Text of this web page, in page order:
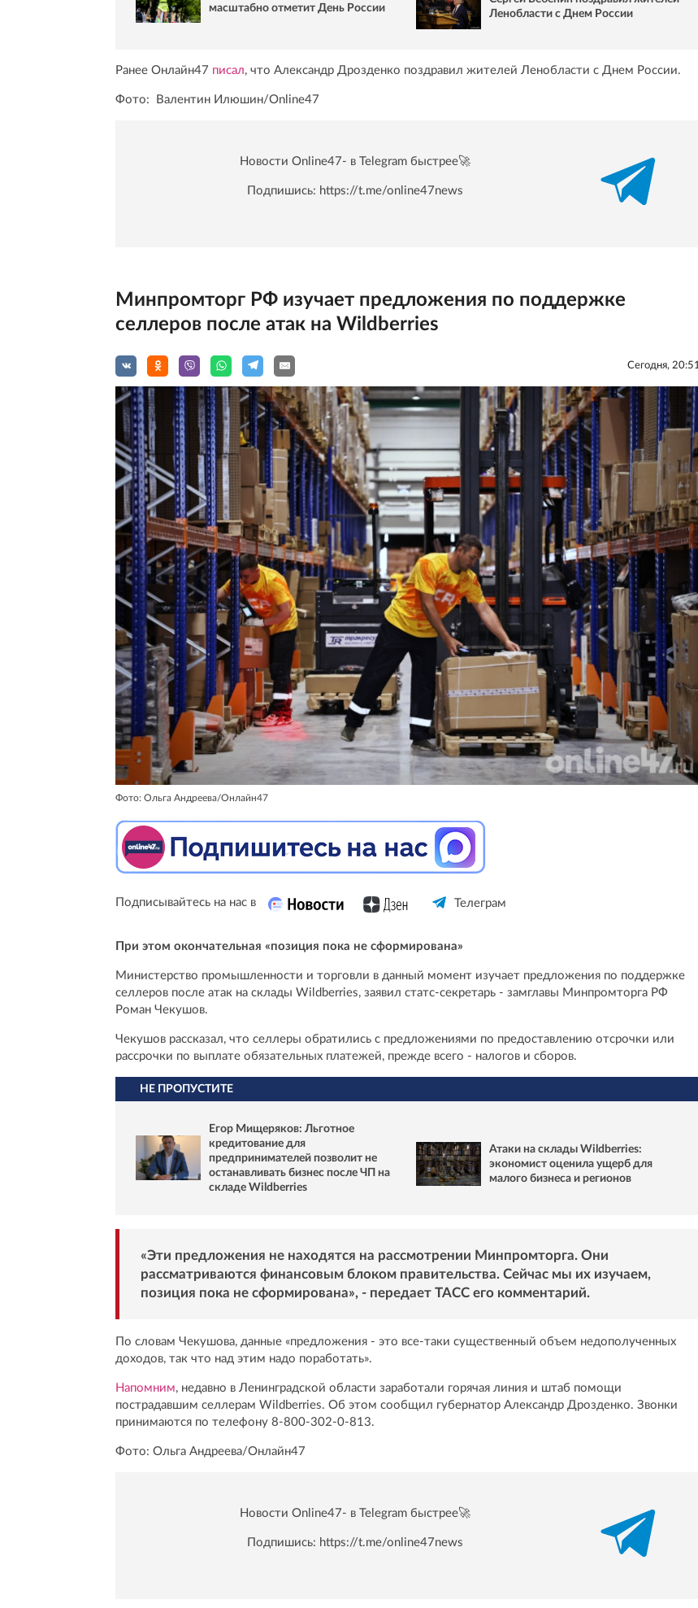
масштабно отметит День России
Ленобласти с Днем России
Ранее Онлайн47 писал, что Александр Дрозденко поздравил жителей Ленобласти с Днем России.
Фото: Валентин Илюшин/Online47
Новости Online47- в Telegram быстрее🚀
Подпишись: https://t.me/online47news
Минпромторг РФ изучает предложения по поддержке
селлеров после атак на Wildberries
Сегодня, 20:51
Фото: Ольга Андреева/Онлайн47
Подписывайтесь на нас в Телеграм
При этом окончательная «позиция пока не сформирована»
Министерство промышленности и торговли в данный момент изучает предложения по поддержке
селлеров после атак на склады Wildberries, заявил статс-секретарь - замглавы Минпромторга РФ
Роман Чекушов.
Чекушов рассказал, что селлеры обратились с предложениями по предоставлению отсрочки или
рассрочки по выплате обязательных платежей, прежде всего - налогов и сборов.
НЕ ПРОПУСТИТЕ
Егор Мищеряков: Льготное
кредитование для
предпринимателей позволит не
останавливать бизнес после ЧП на
складе Wildberries
Атаки на склады Wildberries:
экономист оценила ущерб для
малого бизнеса и регионов
«Эти предложения не находятся на рассмотрении Минпромторга. Они
рассматриваются финансовым блоком правительства. Сейчас мы их изучаем,
позиция пока не сформирована», - передает ТАССего комментарий.
По словам Чекушова, данные «предложения - это все-таки существенный объем недополученных
доходов, так что над этим надо поработать».
Напомним, недавно в Ленинградской области заработали горячая линия и штаб помощи
пострадавшим селлерам Wildberries. Об этом сообщил губернатор Александр Дрозденко. Звонки
принимаются по телефону 8-800-302-0-813.
Фото: Ольга Андреева/Онлайн47
Новости Online47- в Telegram быстрее🚀
Подпишись: https://t.me/online47news